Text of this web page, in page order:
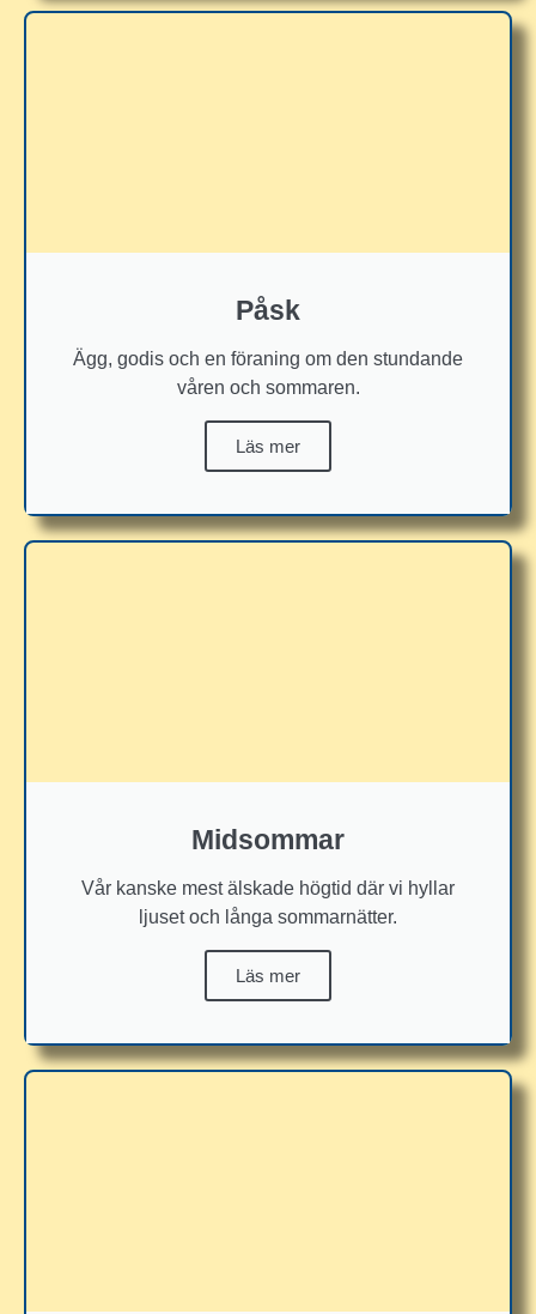
Påsk
Ägg, godis och en föraning om den stundande
våren och sommaren.
Läs mer
Midsommar
Vår kanske mest älskade högtid där vi hyllar
ljuset och långa sommarnätter.
Läs mer